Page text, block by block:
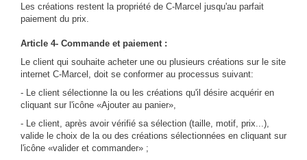
Les créations restent la propriété de C-Marcel jusqu'au parfait
paiement du prix.
Article 4- Commande et paiement :
Le client qui souhaite acheter une ou plusieurs créations sur le site
internet C-Marcel, doit se conformer au processus suivant:
- Le client sélectionne la ou les créations qu'il désire acquérir en
cliquant sur l'icône «Ajouter au panier»,
- Le client, après avoir vérifié sa sélection (taille, motif, prix...),
valide le choix de la ou des créations sélectionnées en cliquant sur
l'icône «valider et commander» ;